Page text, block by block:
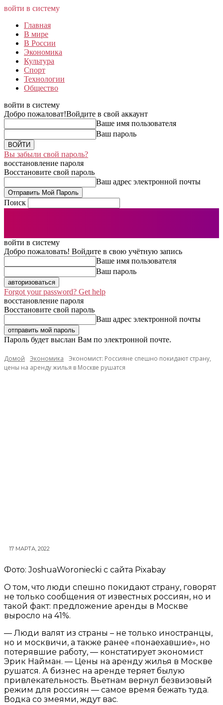
войти в систему
Главная
В мире
В России
Экономика
Культура
Спорт
Технологии
Общество
войти в систему
Добро пожаловат!Войдите в свой аккаунт
Ваше имя пользователя
Ваш пароль
Вы забыли свой пароль?
восстановление пароля
Восстановите свой пароль
Ваш адрес электронной почты
Поиск
войти в систему
Добро пожаловать! Войдите в свою учётную запись
Ваше имя пользователя
Ваш пароль
Forgot your password? Get help
восстановление пароля
Восстановите свой пароль
Ваш адрес электронной почты
Пароль будет выслан Вам по электронной почте.
Домой Экономика
Экономист: Россияне спешно покидают страну,
цены на аренду жилья в Москве рушатся
17 МАРТА, 2022
Фото: JoshuaWoroniecki с сайта Pixabay
О том, что люди спешно покидают страну, говорят
не только сообщения от известных россиян, но и
такой факт: предложение аренды в Москве
выросло на 41%.
— Люди валят из страны – не только иностранцы,
но и москвичи, а также ранее «понаехавшие», но
потерявшие работу, — констатирует экономист
Эрик Найман. — Цены на аренду жилья в Москве
рушатся. А бизнес на аренде теряет былую
привлекательность. Вьетнам вернул безвизовый
режим для россиян — самое время бежать туда.
Водка со змеями, ждут вас.